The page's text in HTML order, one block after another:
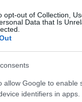
opt-out of Collection,
Data that Is
allow Google to enable
identifiers in apps.
chei concertoni
non
di
eh beh, tutta
un teatro, un